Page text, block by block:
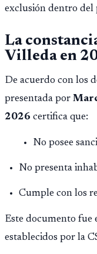
exclusión dentro del
La
Villeda en
De acuerdo con los
presentada por
2026 certifica que:
No posee
No presenta
Cumple con los
Este documento fue
establecidos por la